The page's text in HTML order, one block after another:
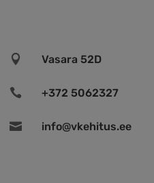
 Vasara 52D
 +372 5062327
 info@vkehitus.ee